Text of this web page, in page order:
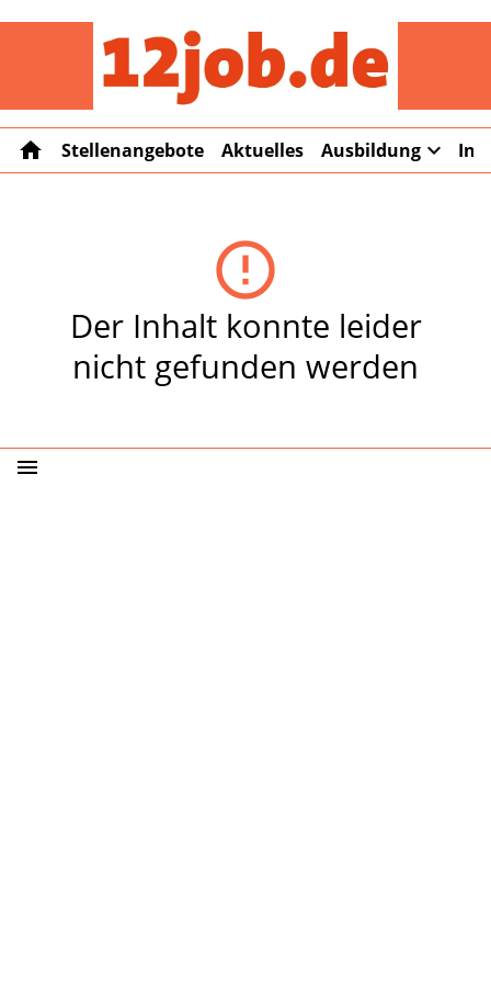
home Stellenangebote Aktuelles Ausbildung expand_more
error_outline
Der Inhalt konnte leider
nicht gefunden werden
menu